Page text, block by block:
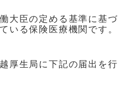
大臣の定める基準に基づ
いる保険医療機関です。
厚生局に下記の届出を行